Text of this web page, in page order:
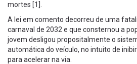
mortes [1].
A lei em comento decorreu de uma
carnaval de 2032 e que consternou a
jovem desligou propositalmente o
automática do veículo, no intuito de
para acelerar na via.